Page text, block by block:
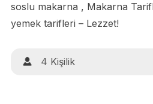
soslu makarna , Makarna
yemek tarifleri – Lezzet!
4 Kişilik